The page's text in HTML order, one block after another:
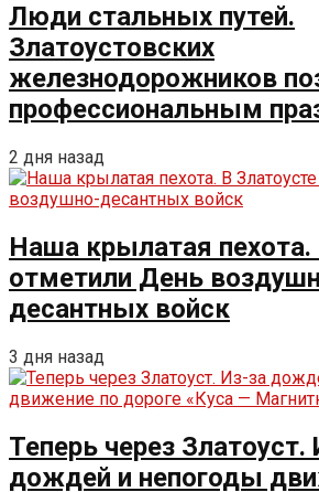
Люди стальных путей.
Златоустовских
железнодорожников
профессиональным
2 дня назад
Наша крылатая пехота.
отметили День
десантных войск
3 дня назад
Теперь через Златоуст.
дождей и непогоды